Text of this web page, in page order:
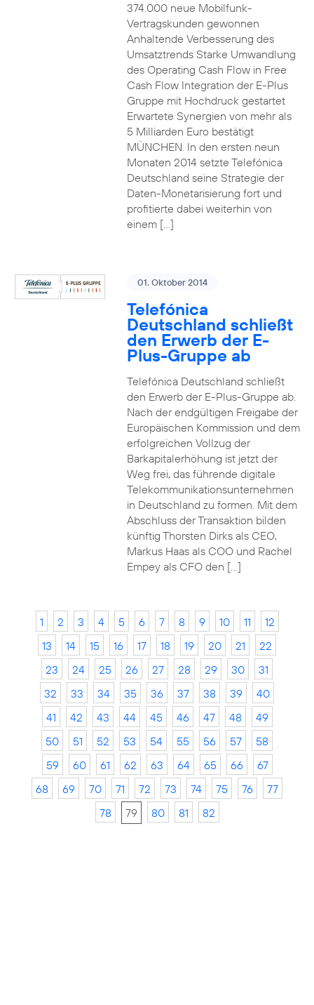
374.000 neue Mobilfunk-
Vertragskunden gewonnen
Anhaltende Verbesserung des
Umsatztrends Starke Umwandlung
des Operating Cash Flow in Free
Cash Flow Integration der E-Plus
Gruppe mit Hochdruck gestartet
Erwartete Synergien von mehr als
5 Milliarden Euro bestätigt
MÜNCHEN. In den ersten neun
Monaten 2014 setzte Telefónica
Deutschland seine Strategie der
Daten-Monetarisierung fort und
profitierte dabei weiterhin von
einem […]
01. Oktober 2014
Telefónica
Deutschland schließt
den Erwerb der E-
Plus-Gruppe ab
Telefónica Deutschland schließt
den Erwerb der E-Plus-Gruppe ab.
Nach der endgültigen Freigabe der
Europäischen Kommission und dem
erfolgreichen Vollzug der
Barkapitalerhöhung ist jetzt der
Weg frei, das führende digitale
Telekommunikationsunternehmen
in Deutschland zu formen. Mit dem
Abschluss der Transaktion bilden
künftig Thorsten Dirks als CEO,
Markus Haas als COO und Rachel
Empey als CFO den […]
1 2 3 4 5 6 7 8 9 10 11
12
13
14 15 16 17 18 19 20 21
22
23
24 25 26 27 28 29 30
31
32
33 34 35 36 37 38 39
40
41
42 43 44 45 46 47 48
49
50
51 52 53 54 55 56 57
58
59
60 61 62 63 64 65 66
67
68
69 70 71 72 73 74 75 76
77
78
79 80 81 82